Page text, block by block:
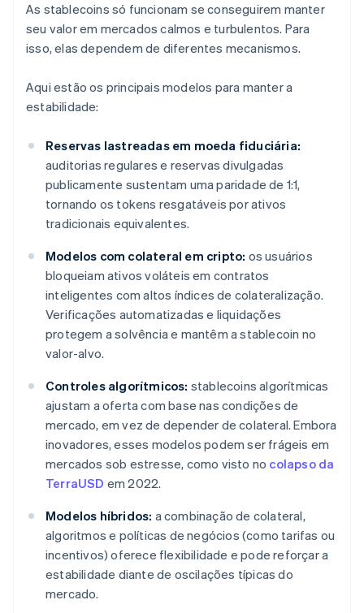
As stablecoins só funcionam se conseguirem manter
seu valor em mercados calmos e turbulentos. Para
isso, elas dependem de diferentes mecanismos.
Aqui estão os principais modelos para manter a
estabilidade:
Reservas lastreadas em moeda fiduciária:
auditorias regulares e reservas divulgadas
publicamente sustentam uma paridade de 1:1,
tornando os tokens resgatáveis por ativos
tradicionais equivalentes.
Modelos com colateral em cripto: os usuários
bloqueiam ativos voláteis em contratos
inteligentes com altos índices de colateralização.
Verificações automatizadas e liquidações
protegem a solvência e mantêm a stablecoin no
valor-alvo.
Controles algorítmicos: stablecoins algorítmicas
ajustam a oferta com base nas condições de
mercado, em vez de depender de colateral. Embora
inovadores, esses modelos podem ser frágeis em
mercados sob estresse, como visto no colapso da
TerraUSD em 2022.
Modelos híbridos: a combinação de colateral,
algoritmos e políticas de negócios (como tarifas ou
incentivos) oferece flexibilidade e pode reforçar a
estabilidade diante de oscilações típicas do
mercado.